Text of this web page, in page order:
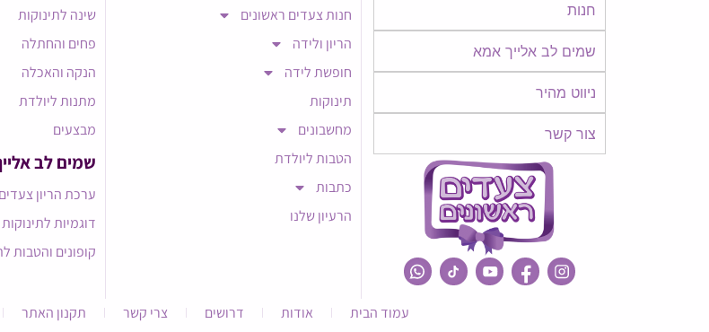
חנות
שמים לב אלייך אמא​​
ניווט מהיר
צור קשר
חנות צעדים ראשונים
הריון ולידה
חופשת לידה
תינוקות
מחשבונים
הטבות ליולדת
כתבות
הרעיון שלנו
שינה לתינוקות
פחים והחתלה
הנקה והאכלה
מתנות ליולדת
מבצעים
שמים לב
ערכת הריון
דוגמיות
קופונים והטבות
עמוד הבית אודות דרושים צרי קשר תקנון האתר